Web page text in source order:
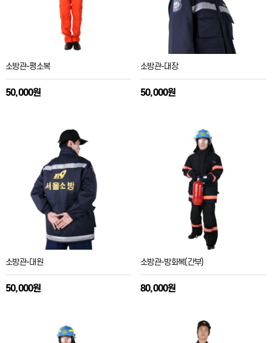
소방관-평소복
50,000원
소방관-대장
50,000원
소방관-대원
50,000원
소방관-방화복(간부)
80,000원